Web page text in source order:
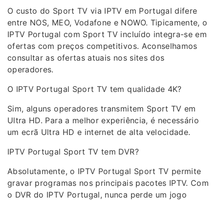
O custo do Sport TV via IPTV em Portugal difere
entre NOS, MEO, Vodafone e NOWO. Tipicamente, o
IPTV Portugal com Sport TV incluído integra-se em
ofertas com preços competitivos. Aconselhamos
consultar as ofertas atuais nos sites dos
operadores.
O IPTV Portugal Sport TV tem qualidade 4K?
Sim, alguns operadores transmitem Sport TV em
Ultra HD. Para a melhor experiência, é necessário
um ecrã Ultra HD e internet de alta velocidade.
IPTV Portugal Sport TV tem DVR?
Absolutamente, o IPTV Portugal Sport TV permite
gravar programas nos principais pacotes IPTV. Com
o DVR do IPTV Portugal, nunca perde um jogo